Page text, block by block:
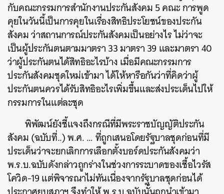
กับคณะกรรมการสำนักงานประกันสังคม 5 คณะ การพูด
คุยในวันนี้เป็นการคุยในเรื่องสิทธิประโยชน์ของประกัน
สังคม ว่าสถานการณ์ประกันสังคมเป็นอย่างไร ไม่ว่าจะ
เป็นผู้ประกันตนตามมาตรา 33 มาตรา 39 และมาตรา 40
ว่าผู้ประกันตนได้สิทธิอะไรบ้าง เมื่อมีคณะกรรมการ
ประกันสังคมชุดใหม่เข้ามา ได้ให้หารือกันว่าที่คิดว่าผู้
ประกันตนควรได้รับสิทธิอะไรเพิ่มขึ้นและส่งประเด็นไปให้
กรรมการในแต่ละชุด
พิพัฒน์ยังชี้แจงถึงกรณีที่มีพระราชบัญญัติประกัน
สังคม (ฉบับที่..) พ.ศ. … ที่ถูกเสนอโดยรัฐบาลชุดก่อนที่มี
ประเด็นว่าจะยกเลิกการเลือกตั้งบอร์ดประกันสังคมว่า
พ.ร.บ.ฉบับดังกล่าวถูกร่างในช่วงการระบาดของเชื้อไวรัส
โควิด-19 แต่พิจารณาไม่ทันเนื่องจากรัฐบาลชุดก่อนได้
ค้นหา
SHARE TWEET LINE EMAIL